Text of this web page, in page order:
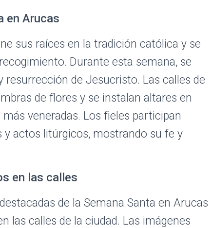
en Arucas
sus raíces en la tradición católica y se
Durante esta semana, se
de Jesucristo. Las calles de
de flores y se instalan altares en
veneradas. Los fieles participan
actos litúrgicos, mostrando su fe y
en las calles
de la Semana Santa en Arucas
las calles de la ciudad. Las imágenes